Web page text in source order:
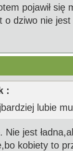
pojawił się
o dziwo nie
:
lubie
Nie jest
kobiety to